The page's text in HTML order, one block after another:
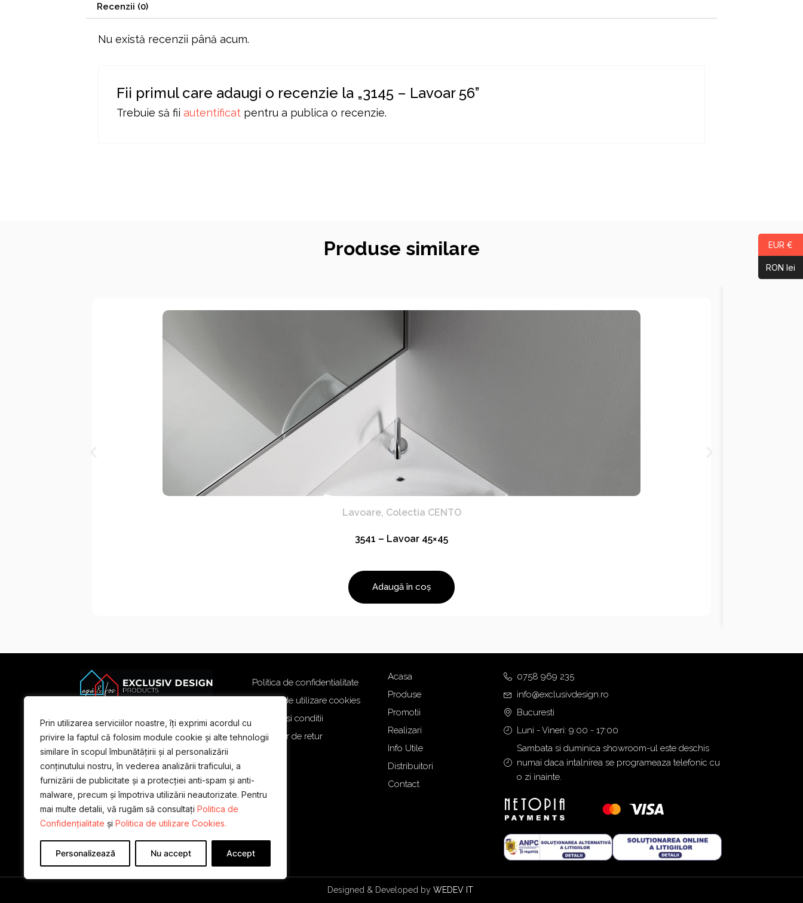
Prin utilizarea serviciilor noastre, îți exprimi acordul cu
privire la faptul că folosim module cookie și alte tehnologii
similare în scopul îmbunătățirii și al personalizării
conținutului nostru, în vederea analizării traficului, a
furnizării de publicitate și a protecției anti-spam și anti-
malware, precum și împotriva utilizării neautorizate. Pentru
mai multe detalii, vă rugăm să consultați Politica de
Confidențialitate și Politica de utilizare Cookies.
Personalizează Nu accept Accept
Recenzii (0)
Nu există recenzii până acum.
Fii primul care adaugi o recenzie la „3145 – Lavoar 56”
Trebuie să fiiautentificat pentru a publica o recenzie.
Produse similare
Lavoare, Colectia CENTO
3541 – Lavoar 45×45
Adaugă în coș
Politica de confidentialitate
Politica de utilizare cookies
Termeni si conditii
Formular de retur
Acasa
Produse
Promotii
Realizari
Info Utile
Distribuitori
Contact
0758 969 235
info@exclusivdesign.ro
Bucuresti
Luni - Vineri: 9:00 - 17:00
Sambata si duminica showroom-ul este deschis
numai daca intalnirea se programeaza telefonic cu
o zi inainte.
Designed & Developed by WEDEV IT
EUR €
RON lei